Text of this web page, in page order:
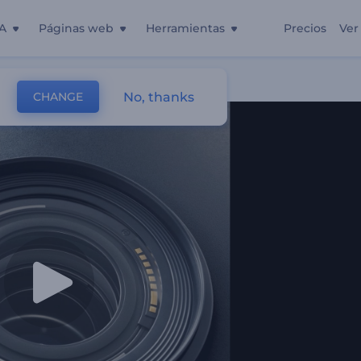
Páginas web Herramientas Precios Ver
CHANGE No, thanks